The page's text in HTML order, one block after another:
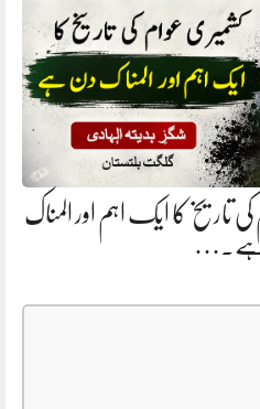
عوام کی تاریخ کا ایک اہم اور المناک